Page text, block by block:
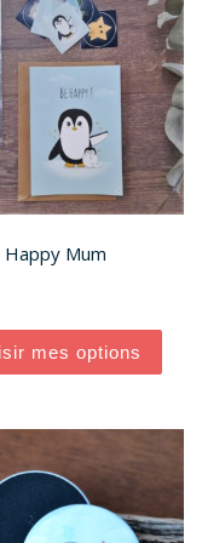
Mum
mes options